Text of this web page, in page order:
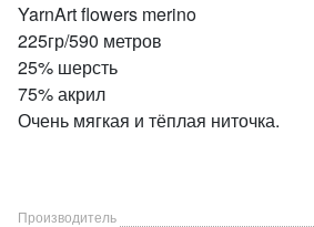
YarnArt flowers merino
225гр/590 метров
25% шерсть
75% акрил
Очень мягкая и тёплая ниточка.
Производитель